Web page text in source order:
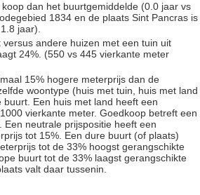
dan het buurtgemiddelde (0.0 jaar vs
1834 en de plaats Sint Pancras is
jaar).
andere huizen met een tuin uit
24%. (550 vs 445 vierkante meter
15% hogere meterprijs dan de
woontype (huis met tuin, huis met land
Een huis met land heeft een
vierkante meter. Goedkoop betreft een
neutrale prijspositie heeft een
tot 15%. Een dure buurt (of plaats)
tot de 33% hoogst gerangschikte
buurt tot de 33% laagst gerangschikte
valt daar tussenin.